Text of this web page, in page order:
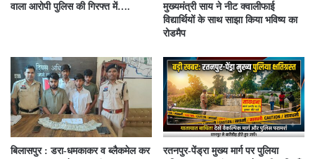
वाला आरोपी पुलिस की गिरफ्त में….
मुख्यमंत्री साय ने नीट क्वालीफाई
विद्यार्थियों के साथ साझा किया भविष्य का
रोडमैप
बिलासपुर : डरा-धमकाकर व ब्लैकमेल कर
रतनपुर-पेंड्रा मुख्य मार्ग पर पुलिया